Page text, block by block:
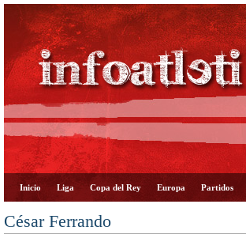
Inicio Liga Copa del Rey Europa Partidos
César Ferrando